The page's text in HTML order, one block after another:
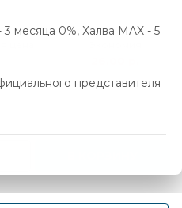
месяца 0%, Халва MAX - 5
представителя